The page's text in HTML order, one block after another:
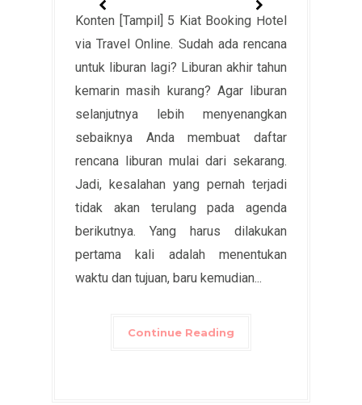
Konten [Tampil] 5 Kiat Booking Hotel
via Travel Online. Sudah ada rencana
untuk liburan lagi? Liburan akhir tahun
kemarin masih kurang? Agar liburan
selanjutnya lebih menyenangkan
sebaiknya Anda membuat daftar
rencana liburan mulai dari sekarang.
Jadi, kesalahan yang pernah terjadi
tidak akan terulang pada agenda
berikutnya. Yang harus dilakukan
pertama kali adalah menentukan
waktu dan tujuan, baru kemudian...
Continue Reading